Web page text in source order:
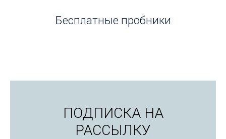
Бесплатные пробники
ПОДПИСКА НА
РАССЫЛКУ